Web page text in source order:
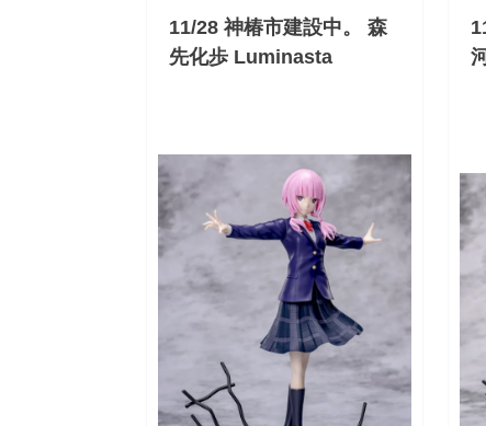
11/28 神椿市建設中。 森
先化歩 Luminasta